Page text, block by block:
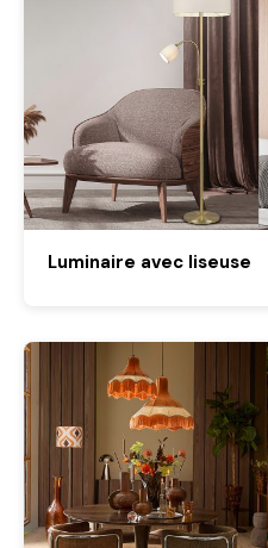
Luminaire avec liseuse